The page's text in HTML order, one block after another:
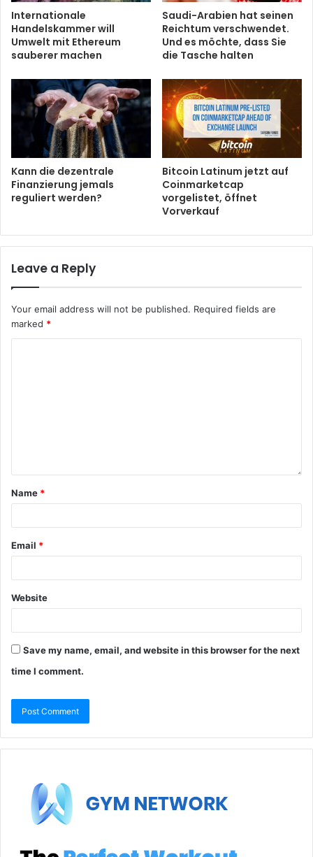
Internationale
Handelskammer will
Umwelt mit Ethereum
sauberer machen
Saudi-Arabien hat seinen
Reichtum verschwendet.
Und es möchte, dass Sie
die Tasche halten
Kann die dezentrale
Finanzierung jemals
reguliert werden?
Bitcoin Latinum jetzt auf
Coinmarketcap
vorgelistet, öffnet
Vorverkauf
Leave a Reply
Your email address will not be published. Required fields are
marked *
Name *
Email *
Website
Save my name, email, and website in this browser for the next
time I comment.